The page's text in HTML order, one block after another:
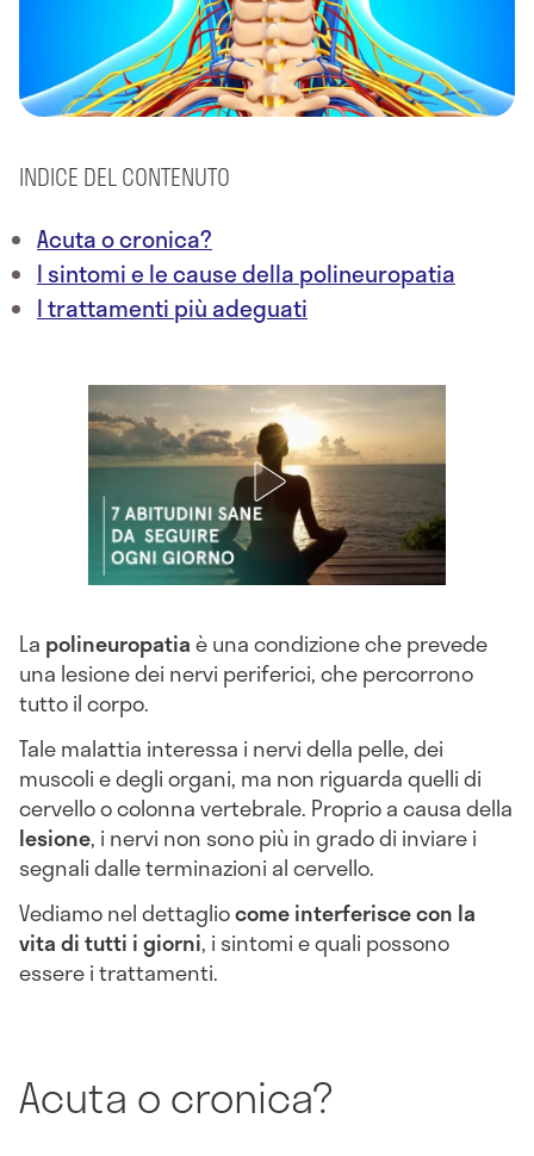
INDICE DEL CONTENUTO
Acuta o cronica?
I sintomi e le cause della polineuropatia
I trattamenti più adeguati
La polineuropatiaè una condizione che prevede
una lesione dei nervi periferici, che percorrono
tutto il corpo.
Tale malattia interessa i nervi della pelle, dei
muscoli e degli organi, ma non riguarda quelli di
cervello o colonna vertebrale. Proprio a causa della
lesione, i nervi non sono più in grado di inviare i
segnali dalle terminazioni al cervello.
Vediamo nel dettagliocome interferisce con la
vita di tutti i giorni, i sintomi e quali possono
essere i trattamenti.
Acuta o cronica?